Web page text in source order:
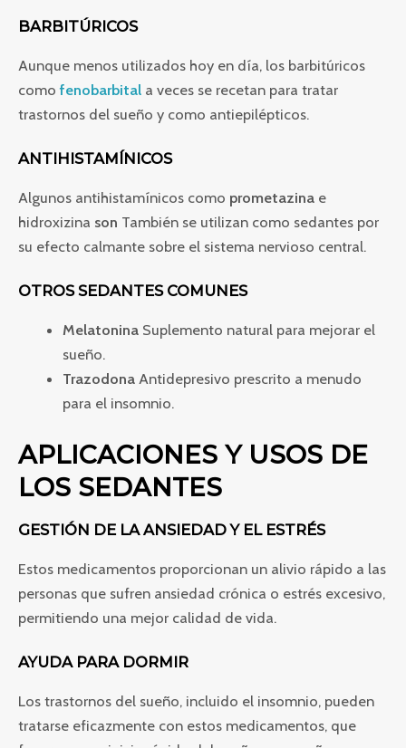
BARBITÚRICOS
Aunque menos utilizados hoy en día, los barbitúricos
comofenobarbital a veces se recetan para tratar
trastornos del sueño y como antiepilépticos.
ANTIHISTAMÍNICOS
Algunos antihistamínicos como prometazina e
hidroxizina son También se utilizan como sedantes por
su efecto calmante sobre el sistema nervioso central.
OTROS SEDANTES COMUNES
Melatonina Suplemento natural para mejorar el
sueño.
Trazodona Antidepresivo prescrito a menudo
para el insomnio.
APLICACIONES Y USOS DE
LOS SEDANTES
GESTIÓN DE LA ANSIEDAD Y EL ESTRÉS
Estos medicamentos proporcionan un alivio rápido a las
personas que sufren ansiedad crónica o estrés excesivo,
permitiendo una mejor calidad de vida.
AYUDA PARA DORMIR
Los trastornos del sueño, incluido el insomnio, pueden
tratarse eficazmente con estos medicamentos, que